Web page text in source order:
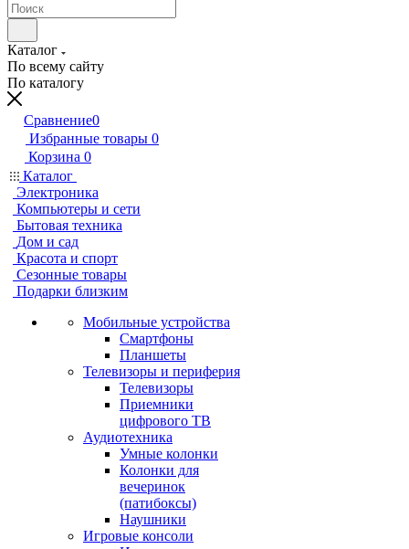
Каталог
По всему сайту
По каталогу
Сравнение0
Избранные товары 0
Корзина 0
Каталог
Электроника
Компьютеры и сети
Бытовая техника
Дом и сад
Красота и спорт
Сезонные товары
Подарки близким
Мобильные устройства
Смартфоны
Планшеты
Телевизоры и периферия
Телевизоры
Приемники
цифрового ТВ
Аудиотехника
Умные колонки
Колонки для
вечеринок
(патибоксы)
Наушники
Игровые консоли